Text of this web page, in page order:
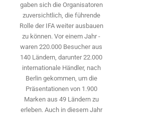
gaben sich die Organisatoren
zuversichtlich, die führende
Rolle der IFA weiter ausbauen
zu können. Vor einem Jahr ­
waren 220.000 Besucher aus
140 ­Ländern, ­darunter 22.000
internationale Händler, nach
Berlin gekommen, um die
Präsen­tationen von 1.900
Marken aus 49 Ländern zu
erleben. Auch in diesem Jahr